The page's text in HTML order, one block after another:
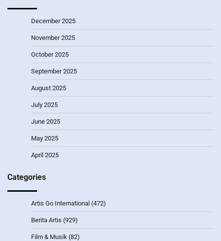
December 2025
November 2025
October 2025
September 2025
August 2025
July 2025
June 2025
May 2025
April 2025
Categories
Artis Go International (472)
Berita Artis (929)
Film & Musik (82)